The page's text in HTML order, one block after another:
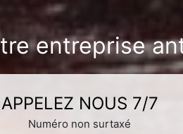
entreprise
APPELEZ NOUS 7/7
Numéro non surtaxé